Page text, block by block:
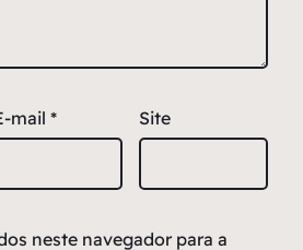
mail * Site
neste navegador para a